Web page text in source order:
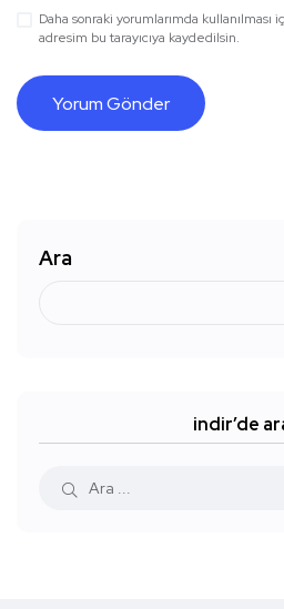
Daha sonraki yorumlarımda
adresim bu tarayıcıya kaydedilsin.
Ara
indir’de